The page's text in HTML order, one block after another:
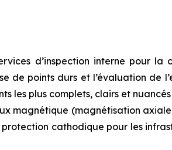
d’inspection interne pour la
points durs et l’évaluation de
les plus complets, clairs et
magnétique (magnétisation
cathodique pour les